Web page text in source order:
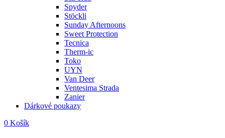
Spyder
Stöckli
Sunday Afternoons
Sweet Protection
Tecnica
Therm-ic
Toko
UYN
Van Deer
Ventesima Strada
Zanier
Dárkové poukazy
0 Košík